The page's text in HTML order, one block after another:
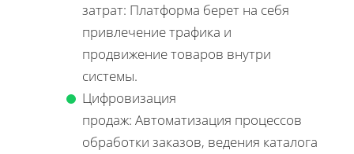
затрат: Платформа берет на себя
привлечение трафика и
продвижение товаров внутри
системы.
Цифровизация
продаж: Автоматизация процессов
обработки заказов, ведения каталога